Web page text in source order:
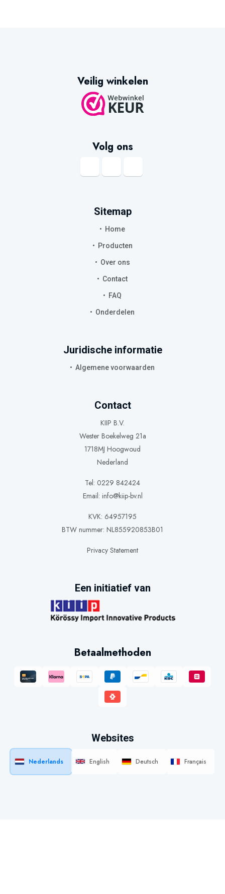
Veilig winkelen
Volg ons
Sitemap
Home
Producten
Over ons
Contact
FAQ
Onderdelen
Juridische informatie
Algemene voorwaarden
Contact
KIIP B.V.
Wester Boekelweg 21a
1718MJ Hoogwoud
Nederland
Tel: 0229 842424
Email: info@kiip-bv.nl
KVK: 64957195
BTW nummer: NL855920853B01
Privacy Statement
Een initiatief van
Betaalmethoden
Websites
Nederlands English Deutsch Français